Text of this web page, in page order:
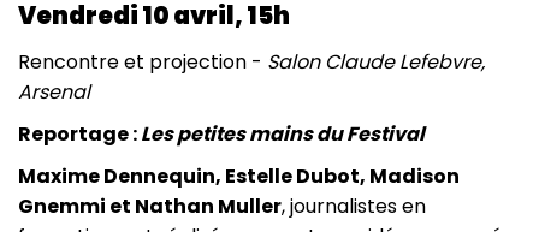
Vendredi 10 avril, 15h
Rencontre et projection - Salon Claude Lefebvre,
Arsenal
Reportage :Les petites mains du Festival
Maxime Dennequin, Estelle Dubot, Madison
Gnemmi et Nathan Muller, journalistes en